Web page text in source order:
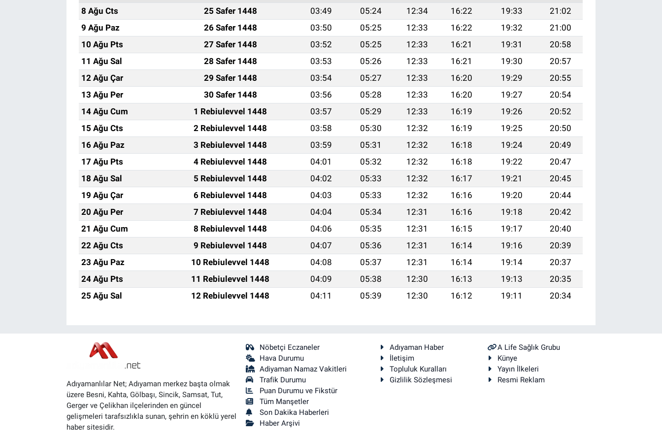
8 Ağu Cts
25 Safer 1448 03:49 05:24 12:34 16:22 19:33
21:02
9 Ağu Paz
26 Safer 1448 03:50 05:25 12:33 16:22 19:32
21:00
10 Ağu Pts
27 Safer 1448 03:52 05:25 12:33 16:21 19:31
20:58
11 Ağu Sal
28 Safer 1448 03:53 05:26 12:33 16:21 19:30
20:57
12 Ağu Çar
29 Safer 1448 03:54 05:27 12:33 16:20 19:29
20:55
13 Ağu Per
30 Safer 1448 03:56 05:28 12:33 16:20 19:27
20:54
14 Ağu Cum
1 Rebiulevvel 1448 03:57 05:29 12:33 16:19 19:26
20:52
15 Ağu Cts
2 Rebiulevvel 1448 03:58 05:30 12:32 16:19 19:25
20:50
16 Ağu Paz
3 Rebiulevvel 1448 03:59 05:31 12:32 16:18 19:24
20:49
17 Ağu Pts
4 Rebiulevvel 1448 04:01 05:32 12:32 16:18 19:22
20:47
18 Ağu Sal
5 Rebiulevvel 1448 04:02 05:33 12:32 16:17 19:21
20:45
19 Ağu Çar
6 Rebiulevvel 1448 04:03 05:33 12:32 16:16 19:20
20:44
20 Ağu Per
7 Rebiulevvel 1448 04:04 05:34 12:31 16:16 19:18
20:42
21 Ağu Cum
8 Rebiulevvel 1448 04:06 05:35 12:31 16:15 19:17
20:40
22 Ağu Cts
9 Rebiulevvel 1448 04:07 05:36 12:31 16:14 19:16
20:39
23 Ağu Paz
10 Rebiulevvel 1448 04:08 05:37 12:31 16:14 19:14
20:37
24 Ağu Pts
11 Rebiulevvel 1448 04:09 05:38 12:30 16:13 19:13
20:35
25 Ağu Sal
12 Rebiulevvel 1448 04:11 05:39 12:30 16:12 19:11 20:34
Adıyamanlılar Net; Adıyaman merkez başta olmak
üzere Besni, Kahta, Gölbaşı, Sincik, Samsat, Tut,
Gerger ve Çelikhan ilçelerinden en güncel
gelişmeleri tarafsızlıkla sunan, şehrin en köklü yerel
haber sitesidir.
Nöbetçi Eczaneler
Hava Durumu
Adiyaman Namaz Vakitleri
Trafik Durumu
Puan Durumu ve Fikstür
Tüm Manşetler
Son Dakika Haberleri
Haber Arşivi
Adıyaman Haber
A Life Sağlık Grubu
İletişim
Künye
Topluluk Kuralları
Yayın İlkeleri
Gizlilik Sözleşmesi
Resmi Reklam